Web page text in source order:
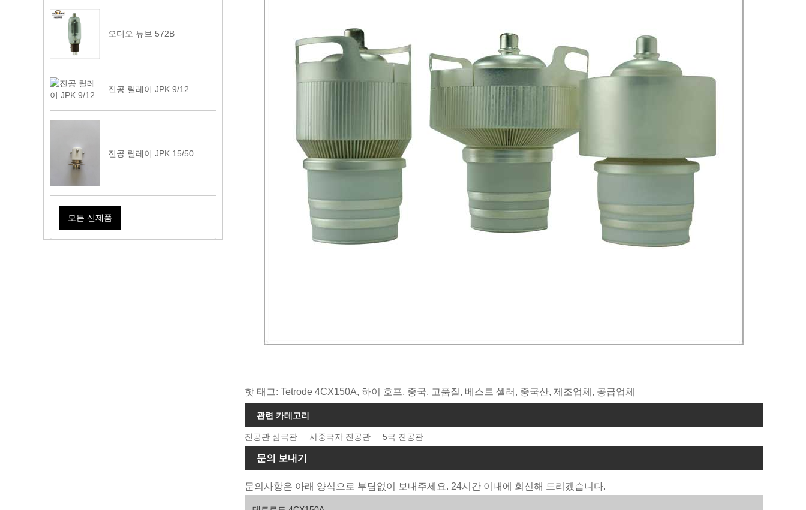
오디오 튜브 572B
진공 릴레이 JPK 9/12
진공 릴레이 JPK 15/50
모든 신제품
핫 태그: Tetrode 4CX150A, 하이 호프, 중국, 고품질, 베스트 셀러, 중국산, 제조업체, 공급업체
관련 카테고리
진공관 삼극관 사중극자 진공관 5극 진공관
문의 보내기
문의사항은 아래 양식으로 부담없이 보내주세요. 24시간 이내에 회신해 드리겠습니다.